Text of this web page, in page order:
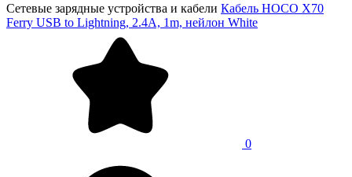
Сетевые зарядные устройства и кабели Кабель HOCO X70
Ferry USB to Lightning, 2.4A, 1m, нейлон White
0